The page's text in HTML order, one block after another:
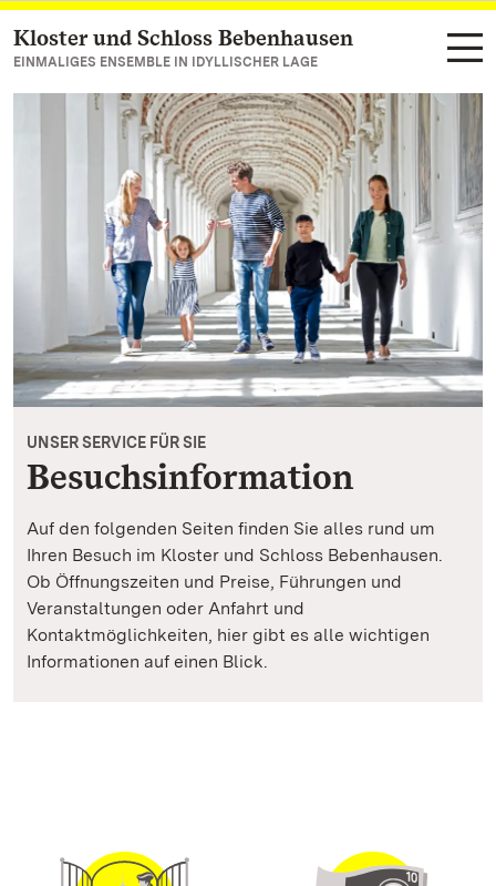
Zum Hauptinhalt springen
Kloster und Schloss Bebenhausen
EINMALIGES ENSEMBLE IN IDYLLISCHER LAGE
UNSER SERVICE FÜR SIE
Besuchsinformation
Auf den folgenden Seiten finden Sie alles rund um
Ihren Besuch im Kloster und Schloss Bebenhausen.
Ob Öffnungszeiten und Preise, Führungen und
Veranstaltungen oder Anfahrt und
Kontaktmöglichkeiten, hier gibt es alle wichtigen
Informationen auf einen Blick.